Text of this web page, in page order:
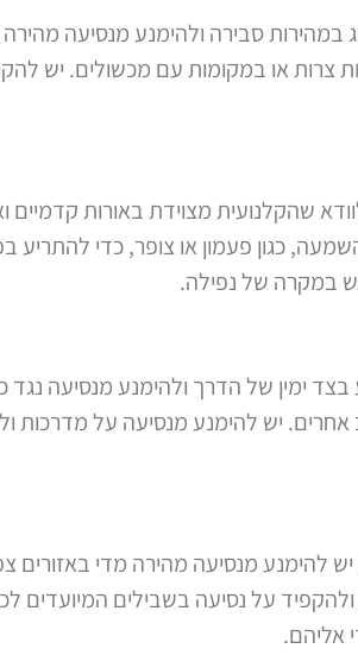
סבירה ולהימנע מנסיעה מהירה
צרות או במקומות עם מכשולים. יש
שהקלנועית מצוידת באורות קדמיים
כגון פעמון או צופר, כדי להתריע
במקרה של נפילה.
ימין של הדרך ולהימנע מנסיעה נגד
יש להימנע מנסיעה על מדרכות
להימנע מנסיעה מהירה מדי באזורים
על נסיעה בשבילים המיועדים
אליהם.